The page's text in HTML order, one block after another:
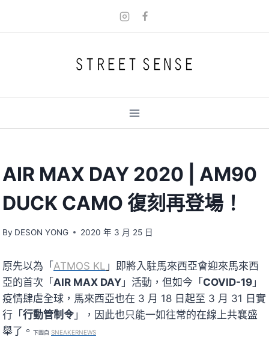
AIR MAX DAY 2020 | AM90
DUCK CAMO 復刻再登場！
By DESON YONG 2020 年 3 月 25 日
原先以為「ATMOS KL 」即將入駐馬來西亞會迎來馬來西
亞的首次「AIR MAX DAY 」活動，但如今「COVID-19 」
疫情肆虐全球，馬來西亞也在 3 月 18 日起至 3 月 31 日實
行「行動管制令 」，因此也只能一如往常的在線上共襄盛
舉了。 下圖自 SNEAKERNEWS